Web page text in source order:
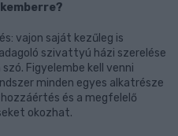
vajon saját kezűleg is
szivattyú házi szerelése
Figyelembe kell venni
minden egyes alkatrésze
és a megfelelő
okozhat.